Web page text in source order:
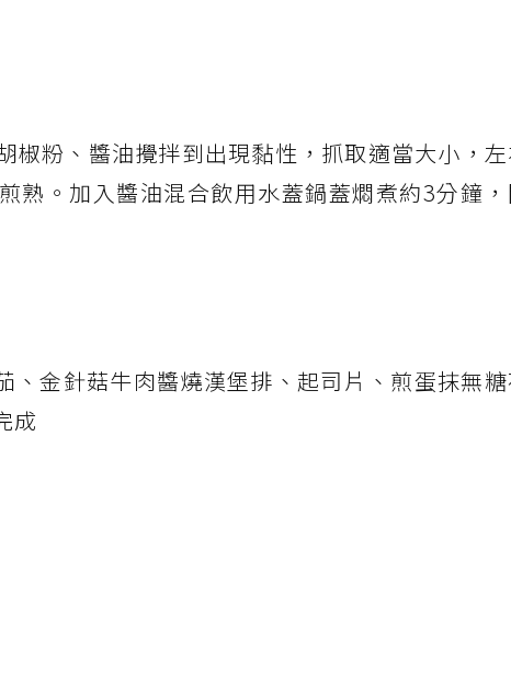
椒粉、醬油攪拌到出現黏性，抓取適當大小，
熟。加入醬油混合飲用水蓋鍋蓋燜煮約3分鐘
、金針菇牛肉醬燒漢堡排、起司片、煎蛋抹無
成